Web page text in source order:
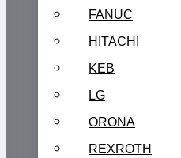
FANUC
HITACHI
KEB
LG
ORONA
REXROTH